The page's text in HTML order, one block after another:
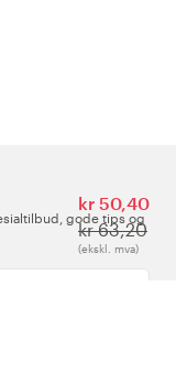
kr 50,40
kr 63,20
(ekskl. mva)
gode tips og